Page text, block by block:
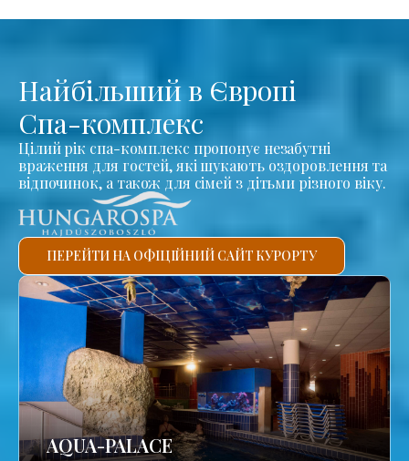
Найбільший в Європі
Спа-комплекс
Цілий рік спа-комплекс пропонує незабутні
враження для гостей, які шукають оздоровлення та
відпочинок, а також для сімей з дітьми різного віку.
ПЕРЕЙТИ НА ОФІЦІЙНИЙ САЙТ КУРОРТУ
AQUA-PALACE